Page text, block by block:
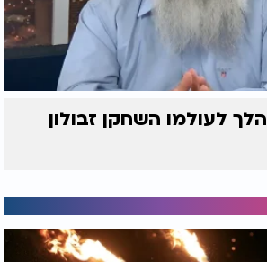
עצוב: בגיל 52 הלך לעולמו השחקן זבולון